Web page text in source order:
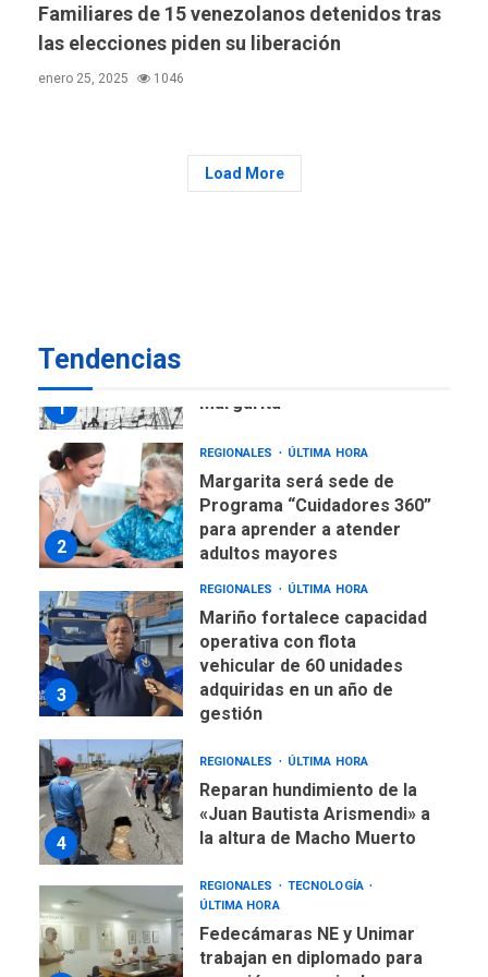
Familiares de 15 venezolanos detenidos tras
las elecciones piden su liberación
enero 25, 2025 1046
Load More
Tendencias
REGIONALES ÚLTIMA HORA
ECONOMÍA
TITULARES
ÚLTIMA HORA
1
2
REGIONALES ÚLTIMA HORA
Margarita será sede de
Programa “Cuidadores 360”
para aprender a atender
adultos mayores
3
REGIONALES ÚLTIMA HORA
Mariño fortalece capacidad
operativa con flota
vehicular de 60 unidades
adquiridas en un año de
gestión
4
REGIONALES ÚLTIMA HORA
Reparan hundimiento de la
«Juan Bautista Arismendi» a
la altura de Macho Muerto
REGIONALES
TECNOLOGÍA
ÚLTIMA HORA
Fedecámaras NE y Unimar
trabajan en diplomado para